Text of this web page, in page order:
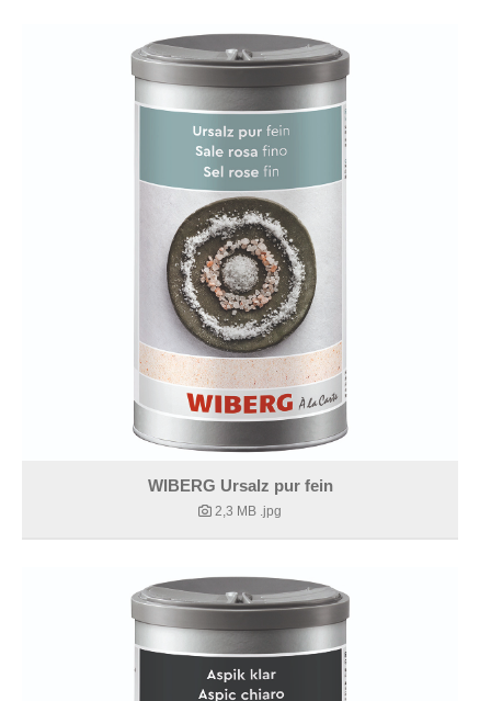
WIBERG Ursalz pur fein
2,3 MB .jpg